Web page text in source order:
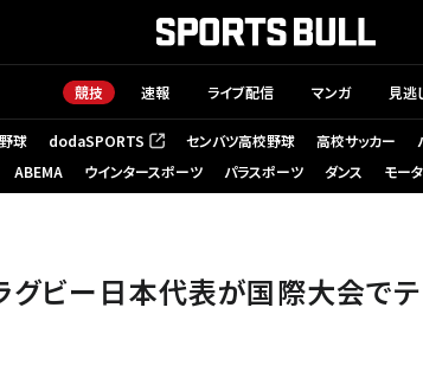
競技 速報 ライブ配信 マンガ 見逃
球 dodaSPORTS
（新しいタブで開く） センバツ高校野球 高校サッカー
ABEMA
ウインタースポーツ パラスポーツ ダンス モー
グビー日本代表が国際大会で